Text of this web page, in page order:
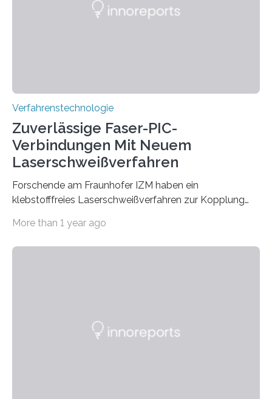
brennen, der Grundstoff für baufertigen Zement. Wenig
Verfahrenstechnologie
Zuverlässige Faser-PIC-
Verbindungen Mit Neuem
Laserschweißverfahren
Forschende am Fraunhofer IZM haben ein
klebstofffreies Laserschweißverfahren zur Kopplung
optischen Glasfasern realisiert, welches auch in
Tieftemperaturumgebung ist unerlässlich zur
More than 1 year ago